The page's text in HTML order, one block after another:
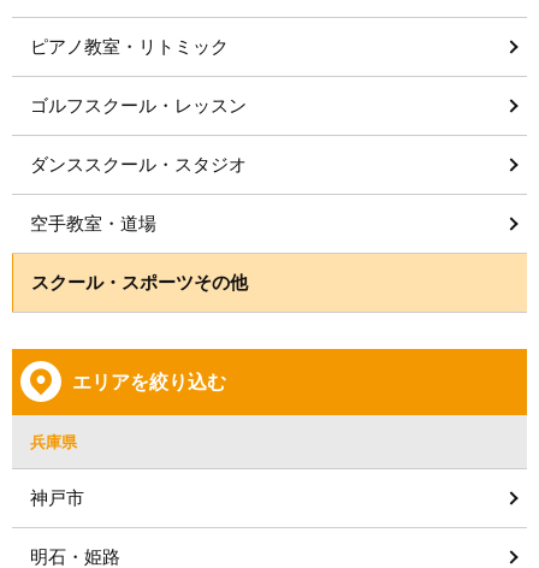
ピアノ教室・リトミック
ゴルフスクール・レッスン
ダンススクール・スタジオ
空手教室・道場
スクール・スポーツその他
エリアを絞り込む
兵庫県
神戸市
明石・姫路